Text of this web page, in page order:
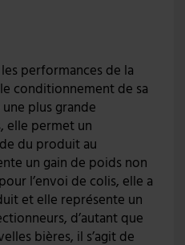
performances de la
conditionnement de sa
plus grande
elle permet un
du produit au
un gain de poids non
l’envoi de colis, elle a
et elle représente un
d’autant que
bières, il s’agit de